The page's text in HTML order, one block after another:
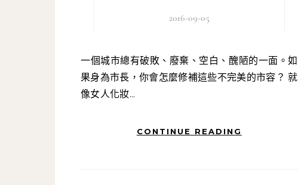
2016-09-05
一個城市總有破敗、廢棄、空白、醜陋的一面。如
果身為市長，你會怎麼修補這些不完美的市容？ 就
像女人化妝...
CONTINUE READING